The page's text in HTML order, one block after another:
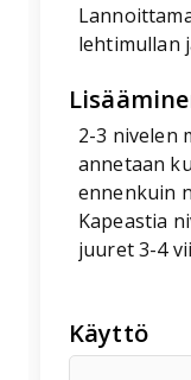
lehtimullan
2-3 nivelen
annetaan
ennenkuin
Kapeastia
juuret 3-4
Käyttö